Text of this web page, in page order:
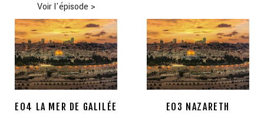
Voir l'épisode >
E04 LA MER DE GALILÉE E03 NAZARETH